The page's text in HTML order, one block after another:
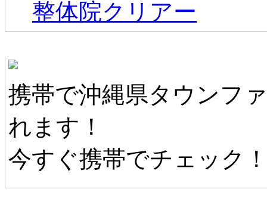
整体院クリアー
携帯で沖縄県タウンフ
れます！
今すぐ携帯でチェック